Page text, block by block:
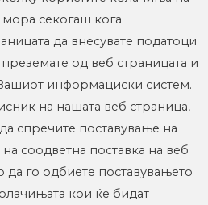
секогаш кога
да внесувате податоци
од веб страницата и
информациски систем.
на нашата веб страница,
спречите поставување на
соодветна поставка на веб
да го одбиете поставувањето
кои ќе бидат